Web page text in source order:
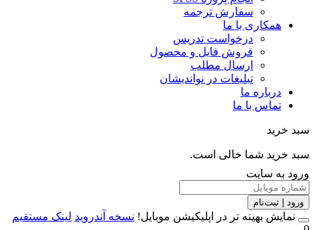
سفارش ترجمه
همکاری با ما
درخواست تدریس
فروش فایل و محصول
ارسال مطلب
تبلیغات در نواندیشان
درباره ما
تماس با ما
سبد خرید
سبد خرید شما خالی است.
ورود به سایت
ورود | ثبت‌نام
نمایش بهینه تر در اپلیکیشن موبایل! نسخه آندروید لینک مستقیم